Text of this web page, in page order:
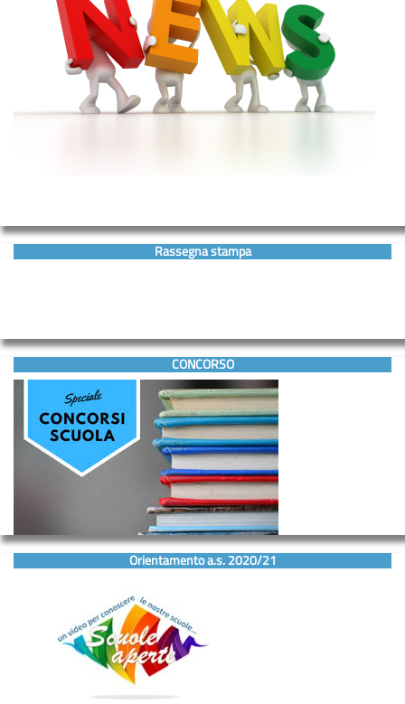
Rassegna stampa
CONCORSO
Orientamento a.s. 2020/21